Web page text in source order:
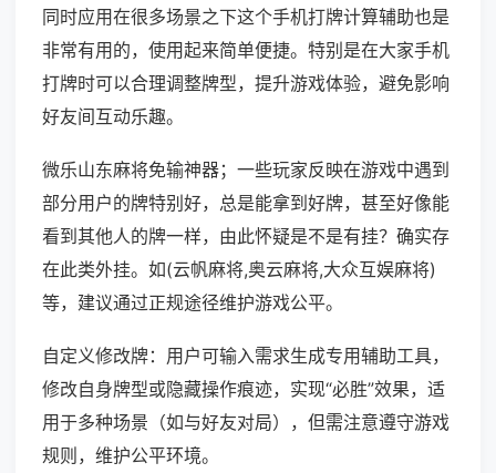
同时应用在很多场景之下这个手机打牌计算辅助也是
非常有用的，使用起来简单便捷。特别是在大家手机
打牌时可以合理调整牌型，提升游戏体验，避免影响
好友间互动乐趣。
微乐山东麻将免输神器；一些玩家反映在游戏中遇到
部分用户的牌特别好，总是能拿到好牌，甚至好像能
看到其他人的牌一样，由此怀疑是不是有挂？确实存
在此类外挂。如(云帆麻将,奥云麻将,大众互娱麻将)
等，建议通过正规途径维护游戏公平。
自定义修改牌：用户可输入需求生成专用辅助工具，
修改自身牌型或隐藏操作痕迹，实现“必胜”效果，适
用于多种场景（如与好友对局），但需注意遵守游戏
规则，维护公平环境。